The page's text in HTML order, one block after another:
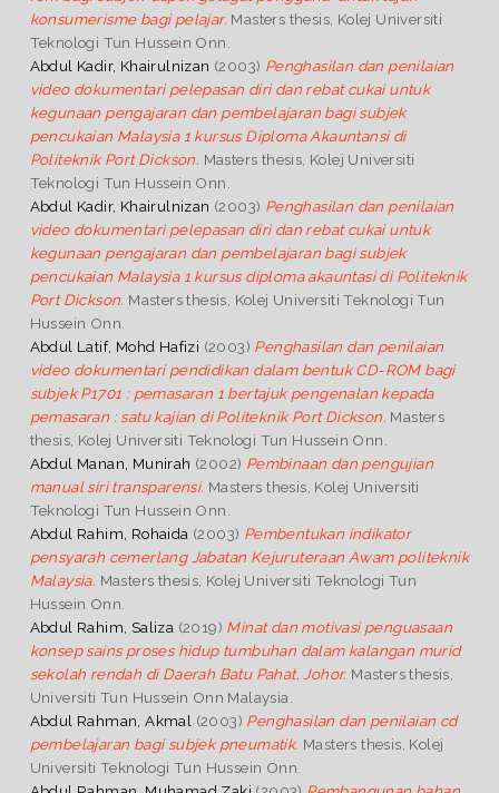
konsumerisme bagi pelajar. Masters thesis, Kolej Universiti
Teknologi Tun Hussein Onn.
Abdul Kadir, Khairulnizan (2003) Penghasilan dan penilaian
video dokumentari pelepasan diri dan rebat cukai untuk
kegunaan pengajaran dan pembelajaran bagi subjek
pencukaian Malaysia 1 kursus Diploma Akauntansi di
Politeknik Port Dickson. Masters thesis, Kolej Universiti
Teknologi Tun Hussein Onn.
Abdul Kadir, Khairulnizan (2003) Penghasilan dan penilaian
video dokumentari pelepasan diri dan rebat cukai untuk
kegunaan pengajaran dan pembelajaran bagi subjek
pencukaian Malaysia 1 kursus diploma akauntasi di Politeknik
Port Dickson. Masters thesis, Kolej Universiti Teknologi Tun
Hussein Onn.
Abdul Latif, Mohd Hafizi (2003) Penghasilan dan penilaian
video dokumentari pendidikan dalam bentuk CD-ROM bagi
subjek P1701 : pemasaran 1 bertajuk pengenalan kepada
pemasaran : satu kajian di Politeknik Port Dickson. Masters
thesis, Kolej Universiti Teknologi Tun Hussein Onn.
Abdul Manan, Munirah (2002) Pembinaan dan pengujian
manual siri transparensi. Masters thesis, Kolej Universiti
Teknologi Tun Hussein Onn.
Abdul Rahim, Rohaida (2003) Pembentukan indikator
pensyarah cemerlang Jabatan Kejuruteraan Awam politeknik
Malaysia. Masters thesis, Kolej Universiti Teknologi Tun
Hussein Onn.
Abdul Rahim, Saliza (2019) Minat dan motivasi penguasaan
konsep sains proses hidup tumbuhan dalam kalangan murid
sekolah rendah di Daerah Batu Pahat, Johor. Masters thesis,
Universiti Tun Hussein Onn Malaysia.
Abdul Rahman, Akmal (2003) Penghasilan dan penilaian cd
pembelajaran bagi subjek pneumatik. Masters thesis, Kolej
Universiti Teknologi Tun Hussein Onn.